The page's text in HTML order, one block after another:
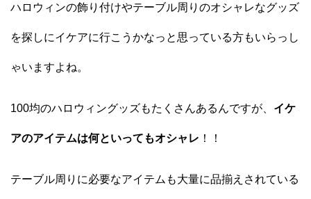
ハロウィンの飾り付けやテーブル周りのオシャレなグッズ
を探しにイケアに行こうかなっと思っている方もいらっし
ゃいますよね。
100均のハロウィングッズもたくさんあるんですが、 イケ
アのアイテムは何といってもオシャレ ！！
テーブル周りに必要なアイテムも大量に品揃えされている